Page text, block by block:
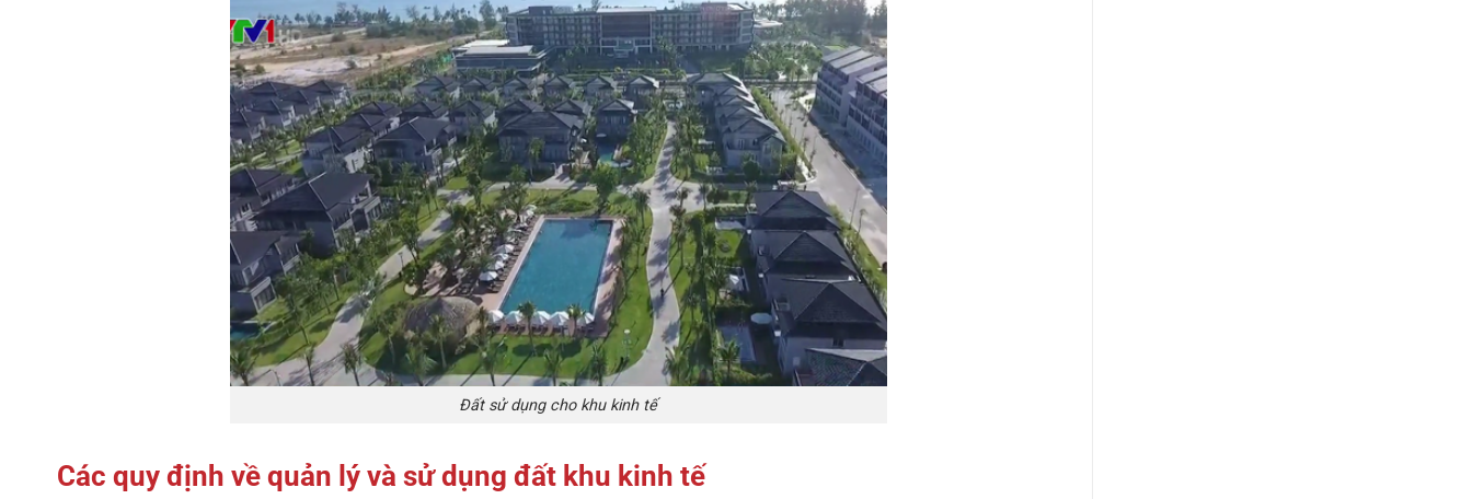
Đất sử dụng cho khu kinh tế
Các quy định về quản lý và sử dụng đất khu kinh tế